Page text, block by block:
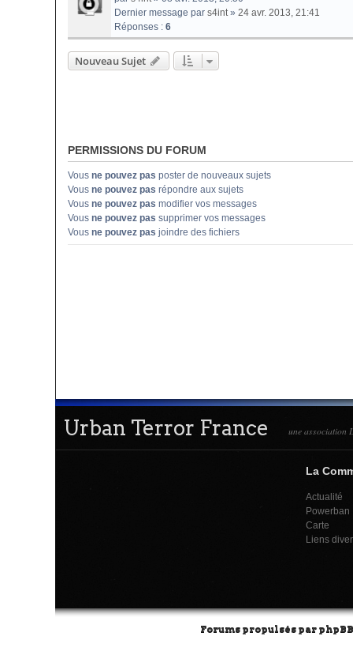
Dernier message par s4int» 24 avr. 2013, 21:41
Réponses : 6
Nouveau Sujet
PERMISSIONS DU FORUM
Vous ne pouvez pas poster de nouveaux sujets
Vous ne pouvez pas répondre aux sujets
Vous ne pouvez pas modifier vos messages
Vous ne pouvez pas supprimer vos messages
Vous ne pouvez pas joindre des fichiers
Urban Terror France une association
La
Actualité
Powerban
Carte
Liens
Forums propulsés par phpBB